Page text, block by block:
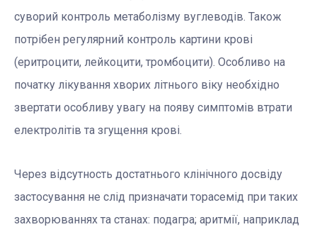
суворий контроль метаболізму вуглеводів. Також
потрібен регулярний контроль картини крові
(еритроцити, лейкоцити, тромбоцити). Особливо на
початку лікування хворих літнього віку необхідно
звертати особливу увагу на появу симптомів втрати
електролітів та згущення крові.
Через відсутность достатнього клінічного досвіду
застосування не слід призначати торасемід при таких
захворюваннях та станах: подагра; аритмії, наприклад